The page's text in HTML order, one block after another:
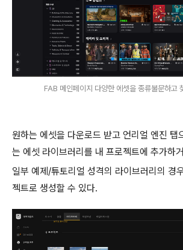
FAB 메인페이지 다양한 에셋을 종류불문하고
원하는 에셋을 다운로드 받고 언리얼 엔진 탭
는 에셋 라이브러리를 내 프로젝트에 추가하
일부 예제/튜토리얼 성격의 라이브러리의 경
젝트로 생성할 수 있다.